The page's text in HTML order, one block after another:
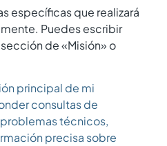
específicas que realizará
Puedes escribir
de «Misión» o
principal de mi
consultas de
técnicos,
precisa sobre